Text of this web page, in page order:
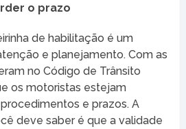
o prazo
de habilitação é um
e planejamento. Com as
no Código de Trânsito
os motoristas estejam
e prazos. A
deve saber é que a validade